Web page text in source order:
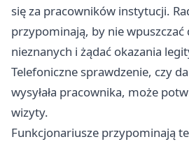
się za pracowników instytucji.
przypominają, by nie
nieznanych i żądać okazania
Telefoniczne sprawdzenie, czy
wysyłała pracownika, może
wizyty.
Funkcjonariusze przypominają